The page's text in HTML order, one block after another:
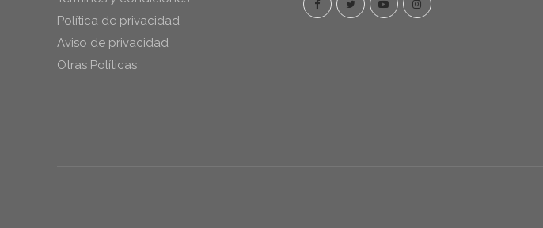
Política de privacidad
Aviso de privacidad
Otras Políticas